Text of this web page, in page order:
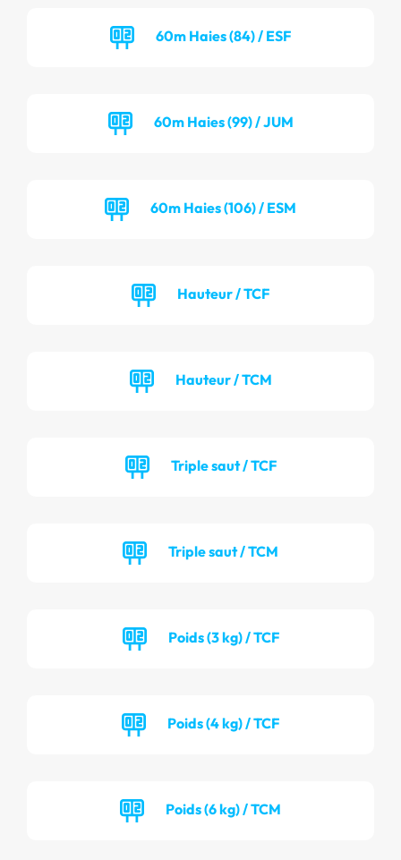
60m Haies (84) / ESF
60m Haies (99) / JUM
60m Haies (106) / ESM
Hauteur / TCF
Hauteur / TCM
Triple saut / TCF
Triple saut / TCM
Poids (3 kg) / TCF
Poids (4 kg) / TCF
Poids (6 kg) / TCM